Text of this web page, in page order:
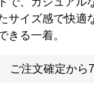
サイズ感で快適
きる一着。
ご注文確定から